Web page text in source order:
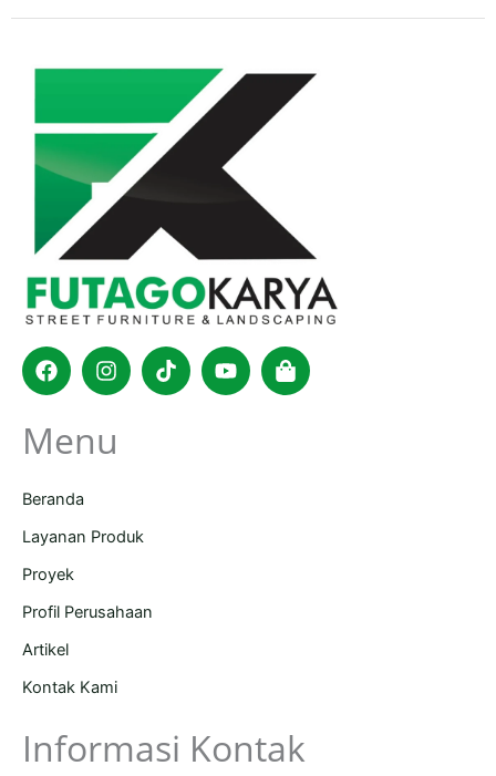
FacebookInstagram
TiktokYoutubeShopping-
bag
Menu
Beranda
Layanan Produk
Proyek
Profil Perusahaan
Artikel
Kontak Kami
Informasi Kontak